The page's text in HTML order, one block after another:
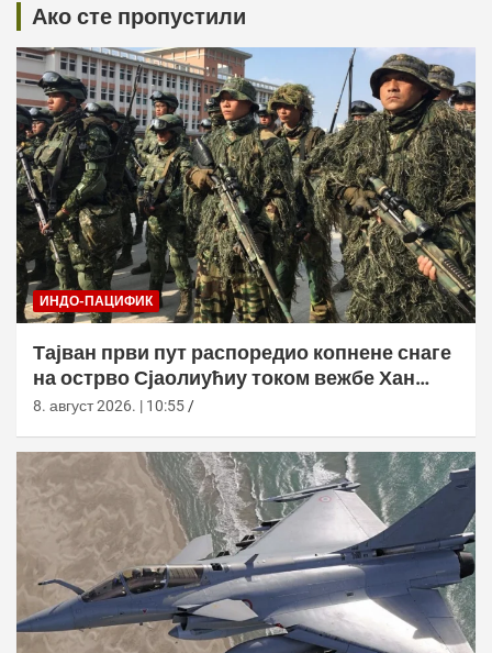
Ако сте пропустили
ИНДО-ПАЦИФИК
Тајван први пут распоредио копнене снаге
на острво Сјаолиућиу током вежбе Хан
Куанг 42
8. август 2026. | 10:55